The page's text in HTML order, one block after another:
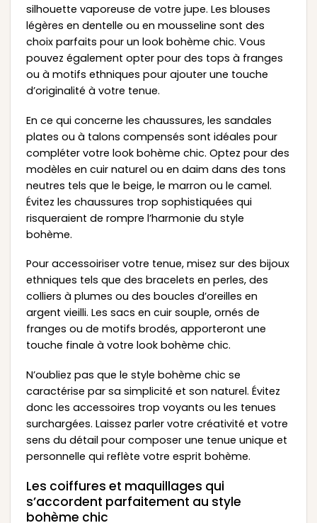
silhouette vaporeuse de votre jupe. Les blouses
légères en dentelle ou en mousseline sont des
choix parfaits pour un look bohème chic. Vous
pouvez également opter pour des tops à franges
ou à motifs ethniques pour ajouter une touche
d’originalité à votre tenue.
En ce qui concerne les chaussures, les sandales
plates ou à talons compensés sont idéales pour
compléter votre look bohème chic. Optez pour des
modèles en cuir naturel ou en daim dans des tons
neutres tels que le beige, le marron ou le camel.
Évitez les chaussures trop sophistiquées qui
risqueraient de rompre l’harmonie du style
bohème.
Pour accessoiriser votre tenue, misez sur des bijoux
ethniques tels que des bracelets en perles, des
colliers à plumes ou des boucles d’oreilles en
argent vieilli. Les sacs en cuir souple, ornés de
franges ou de motifs brodés, apporteront une
touche finale à votre look bohème chic.
N’oubliez pas que le style bohème chic se
caractérise par sa simplicité et son naturel. Évitez
donc les accessoires trop voyants ou les tenues
surchargées. Laissez parler votre créativité et votre
sens du détail pour composer une tenue unique et
personnelle qui reflète votre esprit bohème.
Les coiffures et maquillages qui
s’accordent parfaitement au style
bohème chic